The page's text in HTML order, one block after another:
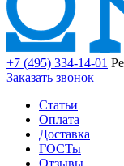
+7 (495) 334-14-01
Заказать звонок
Статьи
Оплата
Доставка
ГОСТы
Отзывы